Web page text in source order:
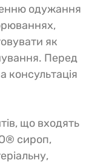
одужання
як
Перед
консультація
що входять
сироп,